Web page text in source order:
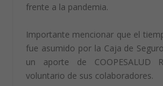
frente a la pandemia.
Importante mencionar que el
fue asumido por la Caja de
un aporte de COOPESALUD
voluntario de sus colaboradores.